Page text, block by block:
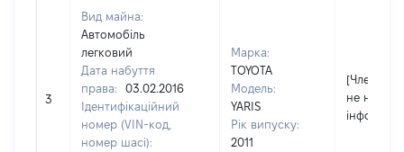
3
Вид майна:
Автомобіль
легковий
Дата набуття
права:
03.02.2016
Ідентифікаційний
номер (VIN-код,
номер шасі):
Марка:
TOYOTA
Модель:
YARIS
Рік випуску:
2011
[Член сім'ї
не надав